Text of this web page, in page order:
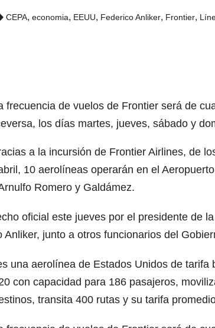
CEPA, economia, EEUU, Federico Anliker, Frontier,
frecuencia de vuelos de Frontier será de
los días martes, jueves, sábado y
a la incursión de Frontier Airlines, de
10 aerolíneas operarán en el
Romero y Galdámez.
oficial este jueves por el presidente de
Anliker, junto a otros funcionarios del
una aerolínea de Estados Unidos de
con capacidad para 186 pasajeros,
transita 400 rutas y su tarifa